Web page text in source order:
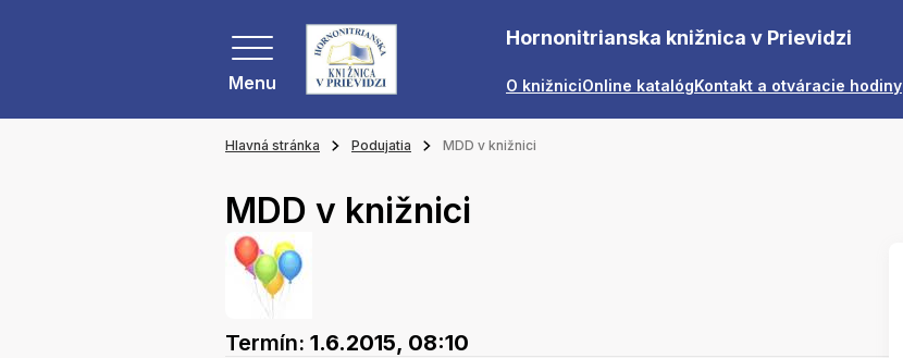
Menu
Hornonitrianska knižnica v Prievidzi
O knižniciOnline katalógKontakt a otváracie hodiny
Hlavná stránka Podujatia MDD v knižnici
MDD v knižnici
Termín: 1.6.2015, 08:10